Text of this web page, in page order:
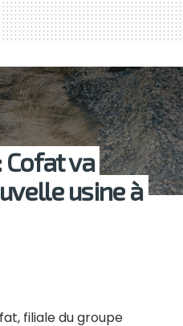
Cofat va
usine à
filiale du groupe